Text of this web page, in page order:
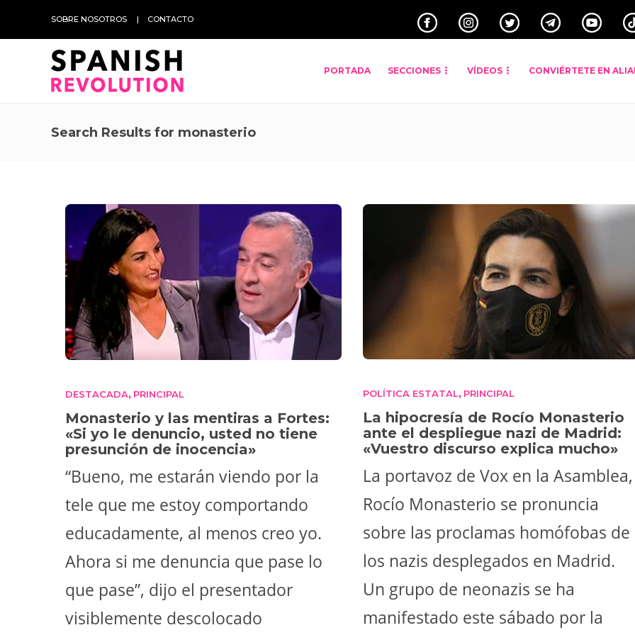
SOBRE NOSOTROS CONTACTO
PORTADA SECCIONES VÍDEOS CONVIÉRTETE EN
Search Results for monasterio
DESTACADA, PRINCIPAL
Monasterio y las mentiras a Fortes:
«Si yo le denuncio, usted no tiene
presunción de inocencia»
“Bueno, me estarán viendo por la
tele que me estoy comportando
educadamente, al menos creo yo.
Ahora si me denuncia que pase lo
que pase”, dijo el presentador
visiblemente descolocado
POLÍTICA ESTATAL, PRINCIPAL
La hipocresía de Rocío Monasterio
ante el despliegue nazi de Madrid:
«Vuestro discurso explica mucho»
La portavoz de Vox en la Asamblea,
Rocío Monasterio se pronuncia
sobre las proclamas homófobas de
los nazis desplegados en Madrid.
Un grupo de neonazis se ha
manifestado este sábado por la